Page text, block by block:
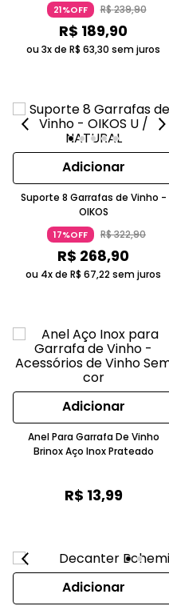
Rosé Malbec TRIVENTO
21%OFF R$239,90
R$ 189,90
ou 3x de R$ 63,30 sem juros
Adicionar
Suporte 8 Garrafas de Vinho -
OIKOS
17%OFF R$322,90
R$ 268,90
ou 4x de R$ 67,22sem juros
Adicionar
Anel Para Garrafa De Vinho
Brinox Aço Inox Prateado
R$ 13,99
Adicionar